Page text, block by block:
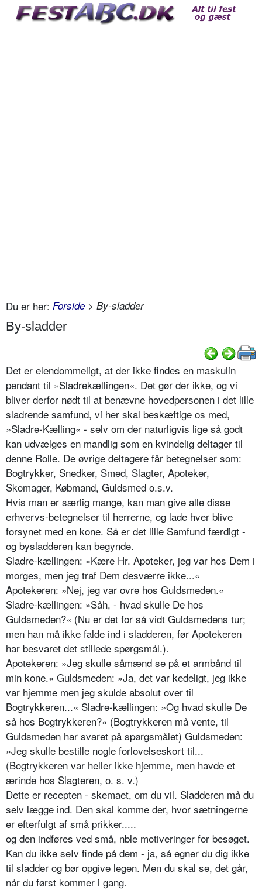
Du er her: Forside > By-sladder
By-sladder
Det er elendommeligt, at der ikke findes en maskulin
pendant til »Sladrekællingen«. Det gør der ikke, og vi
bliver derfor nødt til at benævne hovedpersonen i det lille
sladrende samfund, vi her skal beskæftige os med,
»Sladre-Kælling« - selv om der naturligvis lige så godt
kan udvælges en mandlig som en kvindelig deltager til
denne Rolle. De øvrige deltagere får betegnelser som:
Bogtrykker, Snedker, Smed, Slagter, Apoteker,
Skomager, Købmand, Guldsmed o.s.v.
Hvis man er særlig mange, kan man give alle disse
erhvervs-betegnelser til herrerne, og lade hver blive
forsynet med en kone. Så er det lille Samfund færdigt -
og bysladderen kan begynde.
Sladre-kællingen: »Kære Hr. Apoteker, jeg var hos Dem i
morges, men jeg traf Dem desværre ikke...«
Apotekeren: »Nej, jeg var ovre hos Guldsmeden.«
Sladre-kællingen: »Såh, - hvad skulle De hos
Guldsmeden?« (Nu er det for så vidt Guldsmedens tur;
men han må ikke falde ind i sladderen, før Apotekeren
har besvaret det stillede spørgsmål.).
Apotekeren: »Jeg skulle såmænd se på et armbånd til
min kone.« Guldsmeden: »Ja, det var kedeligt, jeg ikke
var hjemme men jeg skulde absolut over til
Bogtrykkeren...« Sladre-kællingen: »Og hvad skulle De
så hos Bogtrykkeren?« (Bogtrykkeren må vente, til
Guldsmeden har svaret på spørgsmålet) Guldsmeden:
»Jeg skulle bestille nogle forlovelseskort til...
(Bogtrykkeren var heller ikke hjemme, men havde et
ærinde hos Slagteren, o. s. v.)
Dette er recepten - skemaet, om du vil. Sladderen må du
selv lægge ind. Den skal komme der, hvor sætningerne
er efterfulgt af små prikker.....
og den indføres ved små, nble motiveringer for besøget.
Kan du ikke seIv finde på dem - ja, så egner du dig ikke
til sladder og bør opgive legen. Men du skal se, det går,
når du først kommer i gang.